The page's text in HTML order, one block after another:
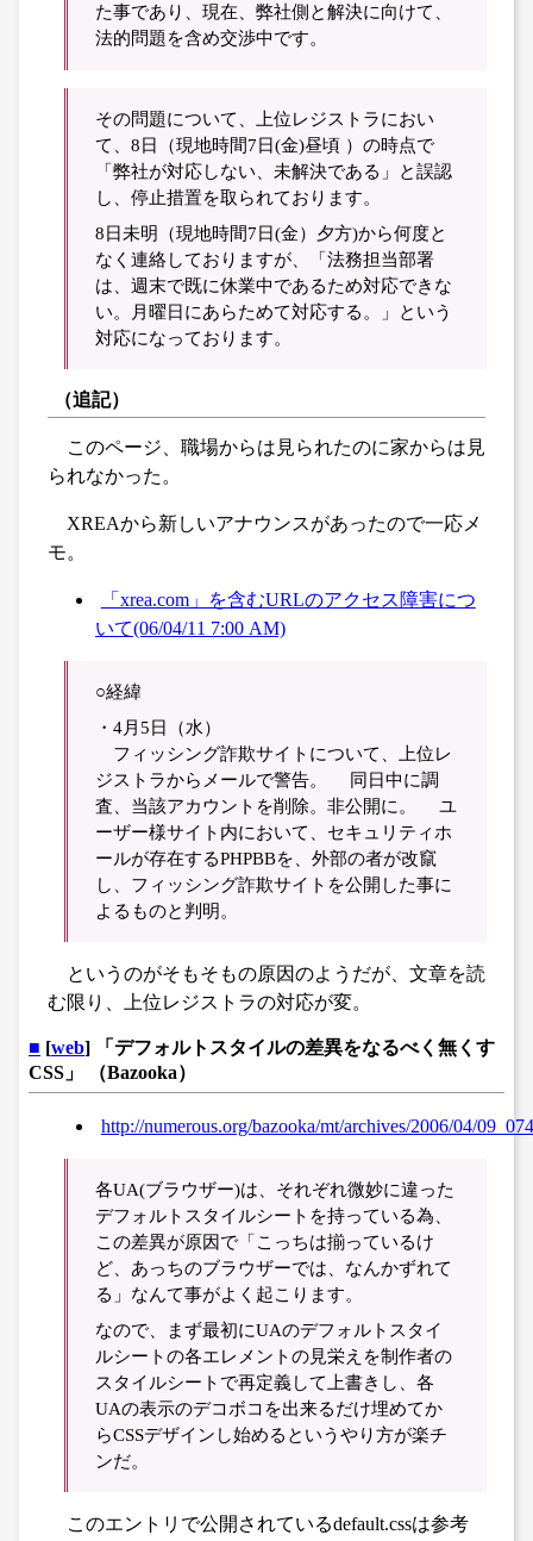
た事であり、現在、弊社側と解決に向けて、
法的問題を含め交渉中です。
その問題について、上位レジストラにおい
て、8日（現地時間7日(金)昼頃 ）の時点で
「弊社が対応しない、未解決である」と誤認
し、停止措置を取られております。
8日未明（現地時間7日(金）夕方)から何度と
なく連絡しておりますが、「法務担当部署
は、週末で既に休業中であるため対応できな
い。月曜日にあらためて対応する。」という
対応になっております。
（追記）
このページ、職場からは見られたのに家からは見
られなかった。
XREAから新しいアナウンスがあったので一応メ
モ。
「xrea.com」を含むURLのアクセス障害につ
いて(06/04/11 7:00 AM)
○経緯
・4月5日（水）
フィッシング詐欺サイトについて、上位レ
ジストラからメールで警告。 同日中に調
査、当該アカウントを削除。非公開に。 ユ
ーザー様サイト内において、セキュリティホ
ールが存在するPHPBBを、外部の者が改竄
し、フィッシング詐欺サイトを公開した事に
よるものと判明。
というのがそもそもの原因のようだが、文章を読
む限り、上位レジストラの対応が変。
■ [web] 「デフォルトスタイルの差異をなるべく無くす
CSS」 （Bazooka）
http://numerous.org/bazooka/mt/archives/2006/04/
各UA(ブラウザー)は、それぞれ微妙に違った
デフォルトスタイルシートを持っている為、
この差異が原因で「こっちは揃っているけ
ど、あっちのブラウザーでは、なんかずれて
る」なんて事がよく起こります。
なので、まず最初にUAのデフォルトスタイ
ルシートの各エレメントの見栄えを制作者の
スタイルシートで再定義して上書きし、各
UAの表示のデコボコを出来るだけ埋めてか
らCSSデザインし始めるというやり方が楽チ
ンだ。
このエントリで公開されているdefault.cssは参考